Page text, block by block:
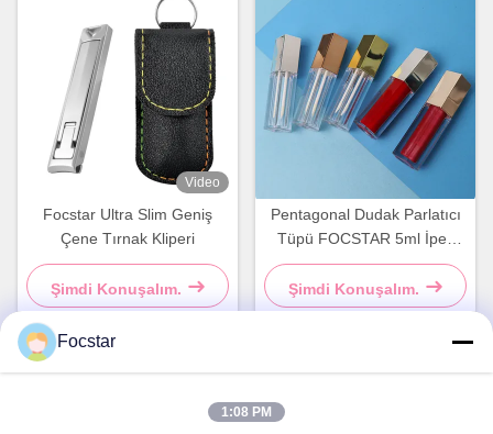
Video
Focstar Ultra Slim Geniş
Çene Tırnak Kliperi
Şimdi Konuşalım.
Pentagonal Dudak Parlatıcı
Tüpü FOCSTAR 5ml İpek
Baskılı Dudak Parlatıcısı
Şimdi Konuşalım.
Focstar
1:08 PM